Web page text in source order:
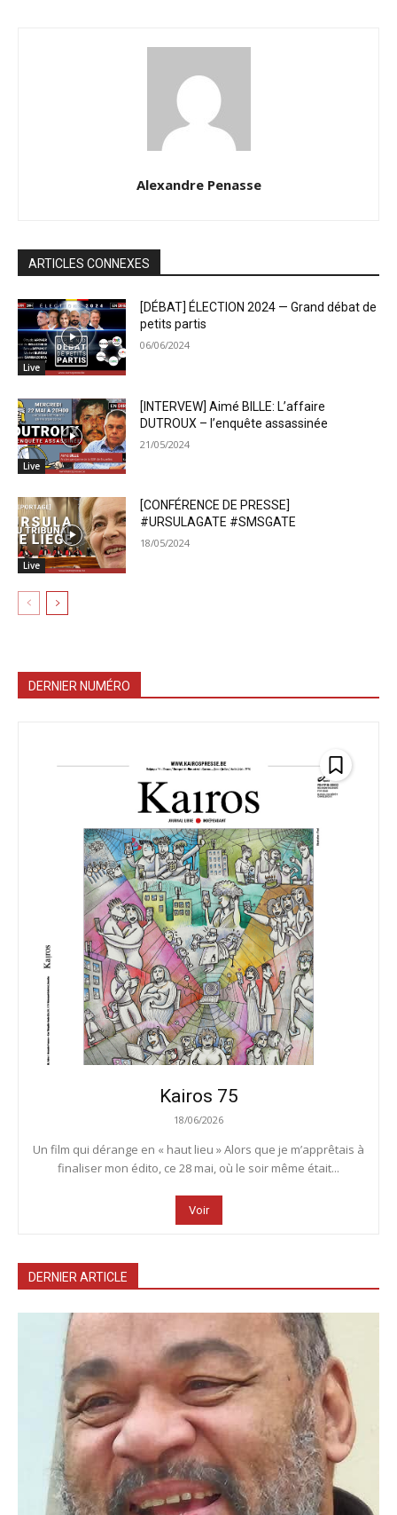
Alexandre Penasse
ARTICLES CONNEXES
Live
[DÉBAT] ÉLECTION 2024 — Grand débat de
petits partis
06/06/2024
Live
[INTERVEW] Aimé BILLE: L’affaire
DUTROUX – l’enquête assassinée
21/05/2024
Live
[CONFÉRENCE DE PRESSE]
#URSULAGATE #SMSGATE
18/05/2024
DERNIER NUMÉRO
Kairos 75
18/06/2026
Un film qui dérange en « haut lieu » Alors que je m’apprêtais à
finaliser mon édito, ce 28 mai, où le soir même était...
Voir
DERNIER ARTICLE